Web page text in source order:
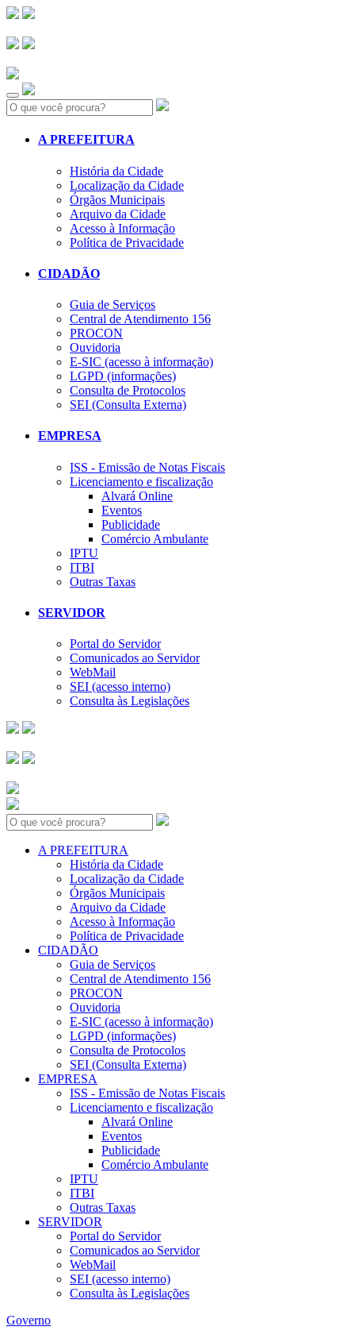
Search:
A PREFEITURA
História da Cidade
Localização da Cidade
Órgãos Municipais
Arquivo da Cidade
Acesso à Informação
Política de Privacidade
CIDADÃO
Guia de Serviços
Central de Atendimento 156
PROCON
Ouvidoria
E-SIC (acesso à informação)
LGPD (informações)
Consulta de Protocolos
SEI (Consulta Externa)
EMPRESA
ISS - Emissão de Notas Fiscais
Licenciamento e fiscalização
Alvará Online
Eventos
Publicidade
Comércio Ambulante
IPTU
ITBI
Outras Taxas
SERVIDOR
Portal do Servidor
Comunicados ao Servidor
WebMail
SEI (acesso interno)
Consulta às Legislações
Search:
A PREFEITURA
História da Cidade
Localização da Cidade
Órgãos Municipais
Arquivo da Cidade
Acesso à Informação
Política de Privacidade
CIDADÃO
Guia de Serviços
Central de Atendimento 156
PROCON
Ouvidoria
E-SIC (acesso à informação)
LGPD (informações)
Consulta de Protocolos
SEI (Consulta Externa)
EMPRESA
ISS - Emissão de Notas Fiscais
Licenciamento e fiscalização
Alvará Online
Eventos
Publicidade
Comércio Ambulante
IPTU
ITBI
Outras Taxas
SERVIDOR
Portal do Servidor
Comunicados ao Servidor
WebMail
SEI (acesso interno)
Consulta às Legislações
Governo